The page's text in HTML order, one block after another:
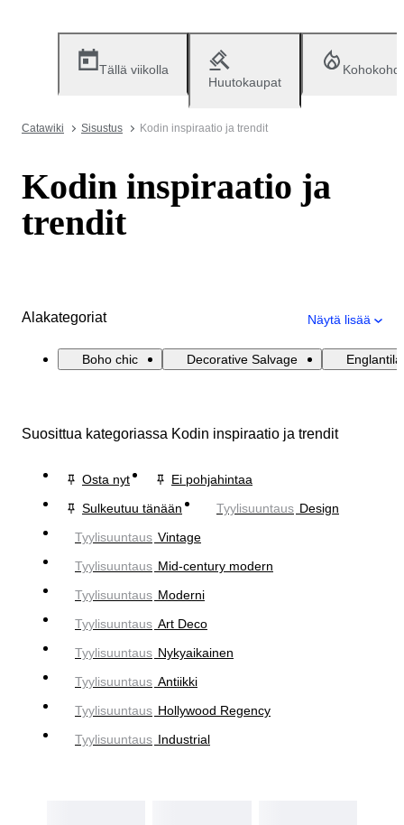
Tällä viikolla
Huutokaupat
Catawiki Sisustus Kodin inspiraatio ja trendit
Kodin inspiraatio ja
trendit
Alakategoriat Näytä lisää
Boho chic Decorative Salvage
Suosittua kategoriassa Kodin inspiraatio ja trendit
Osta nyt
Ei pohjahintaa
Sulkeutuu tänään
Tyylisuuntaus Design
Tyylisuuntaus Vintage
Tyylisuuntaus Mid-century modern
Tyylisuuntaus Moderni
Tyylisuuntaus Art Deco
Tyylisuuntaus Nykyaikainen
Tyylisuuntaus Antiikki
Tyylisuuntaus Hollywood Regency
Tyylisuuntaus Industrial